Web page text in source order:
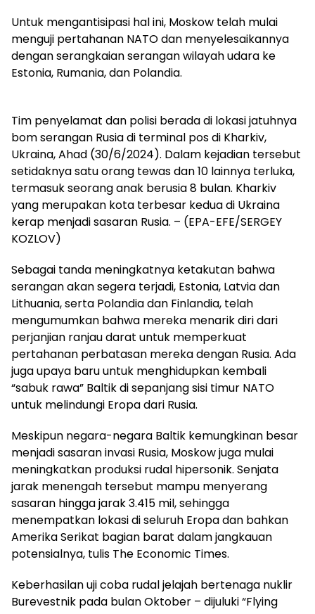
Untuk mengantisipasi hal ini, Moskow telah mulai
menguji pertahanan NATO dan menyelesaikannya
dengan serangkaian serangan wilayah udara ke
Estonia, Rumania, dan Polandia.
Tim penyelamat dan polisi berada di lokasi jatuhnya
bom serangan Rusia di terminal pos di Kharkiv,
Ukraina, Ahad (30/6/2024). Dalam kejadian tersebut
setidaknya satu orang tewas dan 10 lainnya terluka,
termasuk seorang anak berusia 8 bulan. Kharkiv
yang merupakan kota terbesar kedua di Ukraina
kerap menjadi sasaran Rusia. – (EPA-EFE/SERGEY
KOZLOV)
Sebagai tanda meningkatnya ketakutan bahwa
serangan akan segera terjadi, Estonia, Latvia dan
Lithuania, serta Polandia dan Finlandia, telah
mengumumkan bahwa mereka menarik diri dari
perjanjian ranjau darat untuk memperkuat
pertahanan perbatasan mereka dengan Rusia. Ada
juga upaya baru untuk menghidupkan kembali
“sabuk rawa” Baltik di sepanjang sisi timur NATO
untuk melindungi Eropa dari Rusia.
Meskipun negara-negara Baltik kemungkinan besar
menjadi sasaran invasi Rusia, Moskow juga mulai
meningkatkan produksi rudal hipersonik. Senjata
jarak menengah tersebut mampu menyerang
sasaran hingga jarak 3.415 mil, sehingga
menempatkan lokasi di seluruh Eropa dan bahkan
Amerika Serikat bagian barat dalam jangkauan
potensialnya, tulis The Economic Times.
Keberhasilan uji coba rudal jelajah bertenaga nuklir
Burevestnik pada bulan Oktober – dijuluki “Flying